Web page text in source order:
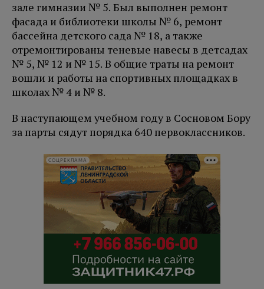
зале гимназии № 5. Был выполнен ремонт
фасада и библиотеки школы № 6, ремонт
бассейна детского сада № 18, а также
отремонтированы теневые навесы в детсадах
№ 5, № 12 и № 15. В общие траты на ремонт
вошли и работы на спортивных площадках в
школах № 4 и № 8.
В наступающем учебном году в Сосновом Бору
за парты сядут порядка 640 первоклассников.
СОЦРЕКЛАМА